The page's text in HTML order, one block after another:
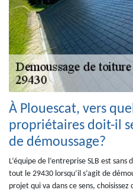
À Plouescat, vers
propriétaires doit-il
de démoussage?
L’équipe de l’entreprise SLB est
tout le 29430 lorsqu’il s’agit de
projet qui va dans ce sens,